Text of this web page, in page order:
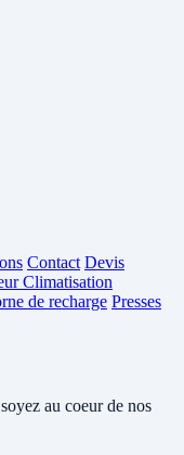
Contact Devis
Climatisation
de recharge Presses
au coeur de nos